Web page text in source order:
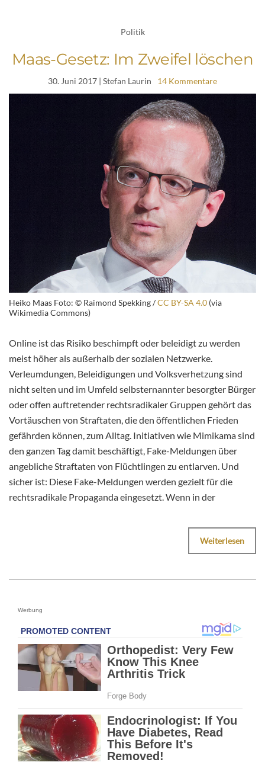
Politik
Maas-Gesetz: Im Zweifel löschen
30. Juni 2017 | Stefan Laurin 14 Kommentare
Heiko Maas Foto: © Raimond Spekking /CC BY-SA 4.0 (via
Wikimedia Commons)
Online ist das Risiko beschimpft oder beleidigt zu werden
meist höher als außerhalb der sozialen Netzwerke.
Verleumdungen, Beleidigungen und Volksverhetzung sind
nicht selten und im Umfeld selbsternannter besorgter Bürger
oder offen auftretender rechtsradikaler Gruppen gehört das
Vortäuschen von Straftaten, die den öffentlichen Frieden
gefährden können, zum Alltag. Initiativen wie Mimikama sind
den ganzen Tag damit beschäftigt, Fake-Meldungen über
angebliche Straftaten von Flüchtlingen zu entlarven. Und
sicher ist: Diese Fake-Meldungen werden gezielt für die
rechtsradikale Propaganda eingesetzt. Wenn in der
Weiterlesen
Werbung